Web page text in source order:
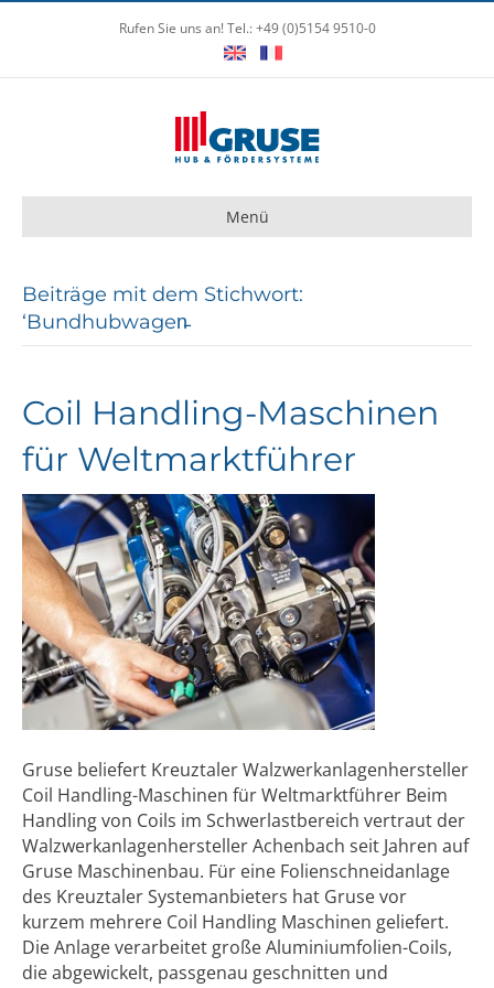
Rufen Sie uns an! Tel.: +49 (0)5154 9510-0
Menü
Beiträge mit dem Stichwort:
‘Bundhubwagen̵
Coil Handling-Maschinen
für Weltmarktführer
Gruse beliefert Kreuztaler Walzwerkanlagenhersteller
Coil Handling-Maschinen für Weltmarktführer Beim
Handling von Coils im Schwerlastbereich vertraut der
Walzwerkanlagenhersteller Achenbach seit Jahren auf
Gruse Maschinenbau. Für eine Folienschneidanlage
des Kreuztaler Systemanbieters hat Gruse vor
kurzem mehrere Coil Handling Maschinen geliefert.
Die Anlage verarbeitet große Aluminiumfolien-Coils,
die abgewickelt, passgenau geschnitten und